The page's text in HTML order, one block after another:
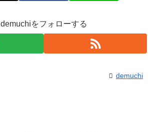
demuchiをフォローする
demuchi